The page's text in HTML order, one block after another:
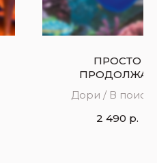
ПРОСТО
ПРОДОЛЖАЙ
ПЛЫТЬ
Дори / В
2 490 р.